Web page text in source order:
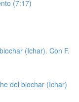
(7:17)
(Ichar). Con F.
del biochar (Ichar)